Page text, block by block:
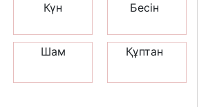
Күн Бесін
Шам Құптан